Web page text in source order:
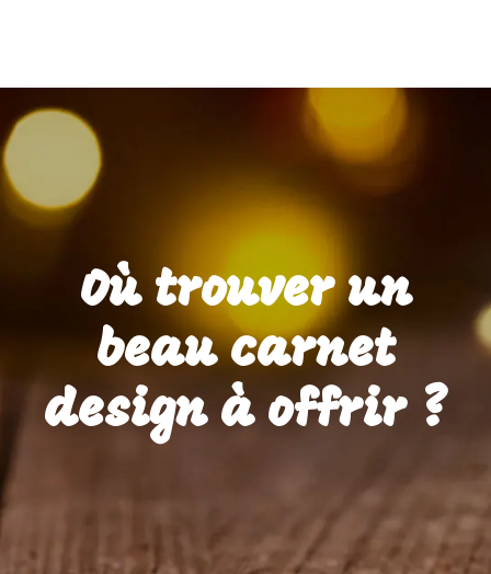
Où trouver un
beau carnet
design à offrir ?